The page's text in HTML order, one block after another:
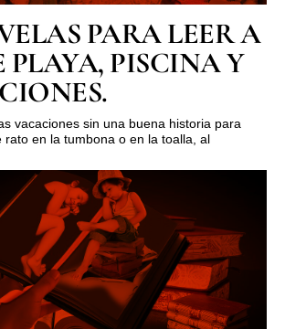
PARA LEER A
PLAYA, PISCINA Y
vacaciones sin una buena historia para
rato en la tumbona o en la toalla, al